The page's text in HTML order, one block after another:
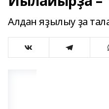
Алдан яҙылыу ҙа